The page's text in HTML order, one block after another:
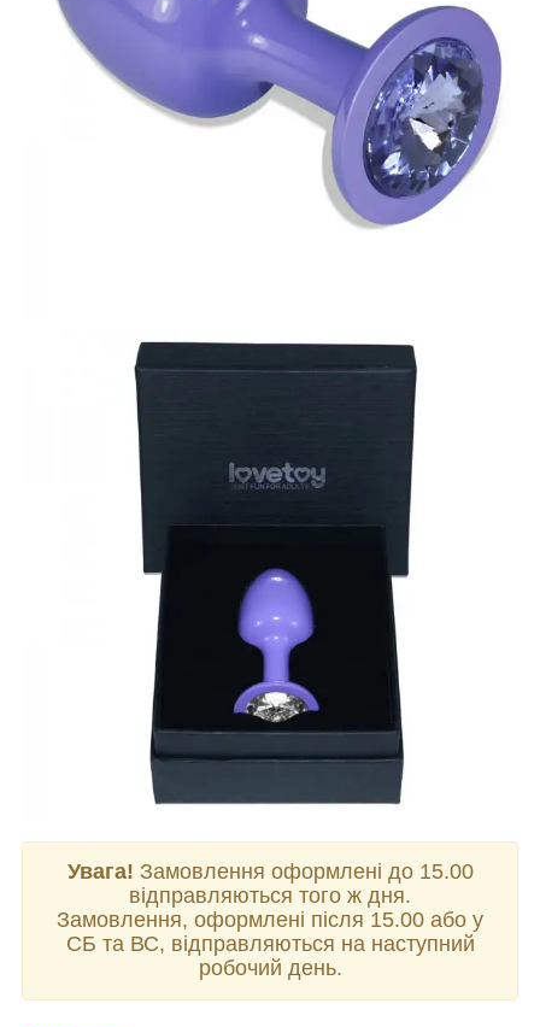
Увага! Замовлення оформлені до 15.00
відправляються того ж дня.
Замовлення, оформлені після 15.00 або у
СБ та ВС, відправляються на наступний
робочий день.